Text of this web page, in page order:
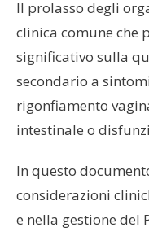
Il prolasso degli
clinica comune che
significativo sulla
secondario a
rigonfiamento
intestinale o
In questo
considerazioni
e nella gestione del